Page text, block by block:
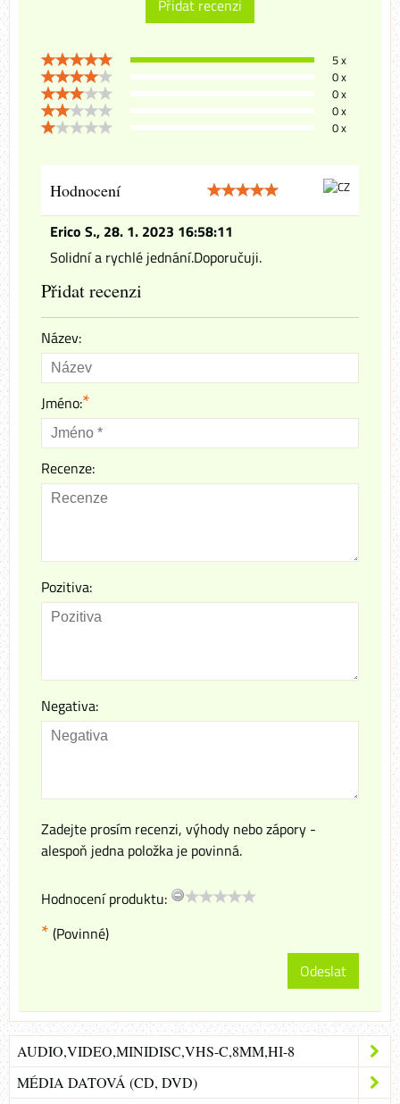
Přidat recenzi
5 x
0 x
0 x
0 x
0 x
Hodnocení
Erico S., 28. 1. 2023 16:58:11
Solidní a rychlé jednání.Doporučuji.
Přidat recenzi
Název:
Jméno:*
Recenze:
Pozitiva:
Negativa:
Zadejte prosím recenzi, výhody nebo zápory -
alespoň jedna položka je povinná.
Hodnocení produktu:
* (Povinné)
Odeslat
AUDIO,VIDEO,MINIDISC,VHS-C,8MM,HI-8
MÉDIA DATOVÁ (CD, DVD)